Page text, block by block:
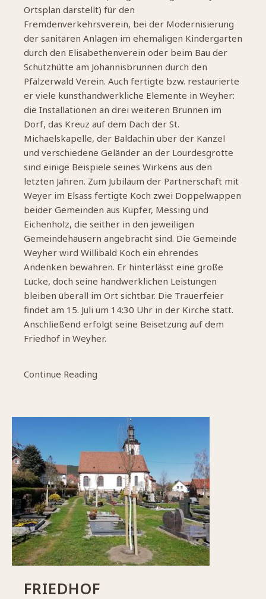
Ortsplan darstellt) für den
Fremdenverkehrsverein, bei der Modernisierung
der sanitären Anlagen im ehemaligen Kindergarten
durch den Elisabethenverein oder beim Bau der
Schutzhütte am Johannisbrunnen durch den
Pfälzerwald Verein. Auch fertigte bzw. restaurierte
er viele kunsthandwerkliche Elemente in Weyher:
die Installationen an drei weiteren Brunnen im
Dorf, das Kreuz auf dem Dach der St.
Michaelskapelle, der Baldachin über der Kanzel
und verschiedene Geländer an der Lourdesgrotte
sind einige Beispiele seines Wirkens aus den
letzten Jahren. Zum Jubiläum der Partnerschaft mit
Weyer im Elsass fertigte Koch zwei Doppelwappen
beider Gemeinden aus Kupfer, Messing und
Eichenholz, die seither in den jeweiligen
Gemeindehäusern angebracht sind. Die Gemeinde
Weyher wird Willibald Koch ein ehrendes
Andenken bewahren. Er hinterlässt eine große
Lücke, doch seine handwerklichen Leistungen
bleiben überall im Ort sichtbar. Die Trauerfeier
findet am 15. Juli um 14:30 Uhr in der Kirche statt.
Anschließend erfolgt seine Beisetzung auf dem
Friedhof in Weyher.
Continue Reading
FRIEDHOF